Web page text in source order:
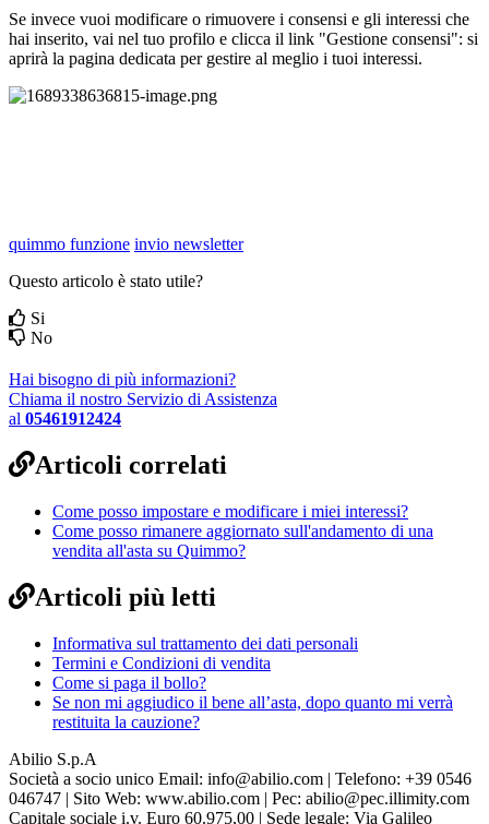
Se invece vuoi modificare o rimuovere i consensi e gli interessi che
hai inserito, vai nel tuo profilo e clicca il link "Gestione consensi": si
aprirà la pagina dedicata per gestire al meglio i tuoi interessi.
quimmo funzione invio newsletter
Questo articolo è stato utile?
Si
No
Hai bisogno di più informazioni?
Chiama il nostro Servizio di Assistenza
al 05461912424
Articoli correlati
Come posso impostare e modificare i miei interessi?
Come posso rimanere aggiornato sull'andamento di una
vendita all'asta su Quimmo?
Articoli più letti
Informativa sul trattamento dei dati personali
Termini e Condizioni di vendita
Come si paga il bollo?
Se non mi aggiudico il bene all’asta, dopo quanto mi verrà
restituita la cauzione?
Abilio S.p.A
Società a socio unico Email: info@abilio.com | Telefono: +39 0546
046747 | Sito Web: www.abilio.com | Pec: abilio@pec.illimity.com
Capitale sociale i.v. Euro 60.975,00 | Sede legale: Via Galileo